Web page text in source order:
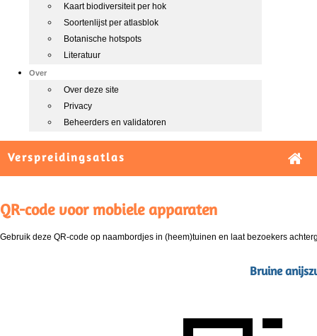
Kaart biodiversiteit per hok
Soortenlijst per atlasblok
Botanische hotspots
Literatuur
Over
Over deze site
Privacy
Beheerders en validatoren
Verspreidingsatlas
QR-code voor mobiele apparaten
Gebruik deze QR-code op naambordjes in (heem)tuinen en laat bezoekers
Bruine